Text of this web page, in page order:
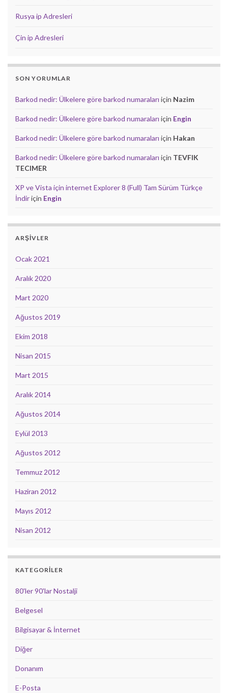
Rusya ip Adresleri
Çin ip Adresleri
SON YORUMLAR
Barkod nedir: Ülkelere göre barkod numaraları için Nazim
Barkod nedir: Ülkelere göre barkod numaraları için Engin
Barkod nedir: Ülkelere göre barkod numaraları için Hakan
Barkod nedir: Ülkelere göre barkod numaraları için TEVFIK
TECIMER
XP ve Vista için internet Explorer 8 (Full) Tam Sürüm Türkçe
İndiriçin Engin
ARŞIVLER
Ocak 2021
Aralık 2020
Mart 2020
Ağustos 2019
Ekim 2018
Nisan 2015
Mart 2015
Aralık 2014
Ağustos 2014
Eylül 2013
Ağustos 2012
Temmuz 2012
Haziran 2012
Mayıs 2012
Nisan 2012
KATEGORILER
80'ler 90'lar Nostalji
Belgesel
Bilgisayar & İnternet
Diğer
Donanım
E-Posta